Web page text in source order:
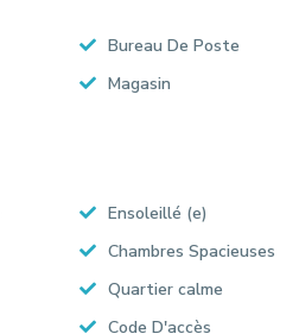
Bureau De Poste
Magasin
Ensoleillé (e)
Chambres Spacieuses
Quartier calme
Code D'accès